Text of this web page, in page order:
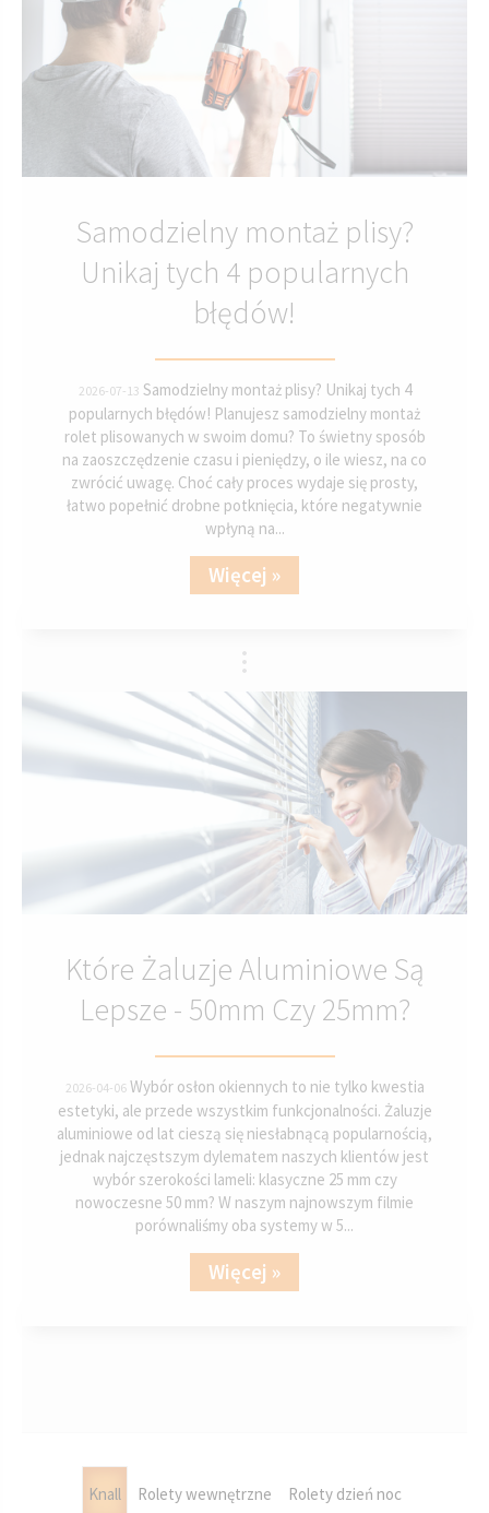
Samodzielny montaż plisy?
Unikaj tych 4 popularnych
błędów!
2026-07-13 Samodzielny montaż plisy? Unikaj tych 4
popularnych błędów! Planujesz samodzielny montaż
rolet plisowanych w swoim domu? To świetny sposób
na zaoszczędzenie czasu i pieniędzy, o ile wiesz, na co
zwrócić uwagę. Choć cały proces wydaje się prosty,
łatwo popełnić drobne potknięcia, które negatywnie
wpłyną na...
Więcej »
Które Żaluzje Aluminiowe Są
Lepsze - 50mm Czy 25mm?
2026-04-06Wybór osłon okiennych to nie tylko kwestia
estetyki, ale przede wszystkim funkcjonalności. Żaluzje
aluminiowe od lat cieszą się niesłabnącą popularnością,
jednak najczęstszym dylematem naszych klientów jest
wybór szerokości lameli: klasyczne 25 mm czy
nowoczesne 50 mm? W naszym najnowszym filmie
porównaliśmy oba systemy w 5...
Więcej »
Knall Rolety wewnętrzne Rolety dzień noc